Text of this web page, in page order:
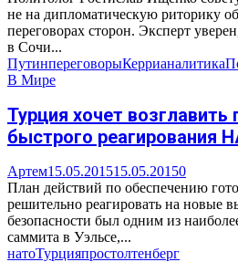
не на дипломатическую риторику
переговорах сторон. Эксперт
в Сочи...
ПутинпереговорыКеррианалитика
В Мире
Турция хочет возглавить
быстрого реагирования
Артем15.05.201515.05.20150
План действий по обеспечению
решительно реагировать на новые
безопасности был одним из
саммита в Уэльсе,...
натоТурцияпростолтенберг